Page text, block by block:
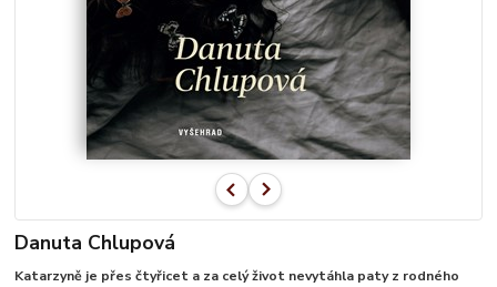
Danuta Chlupová
Katarzyně je přes čtyřicet a za celý život nevytáhla paty z rodného